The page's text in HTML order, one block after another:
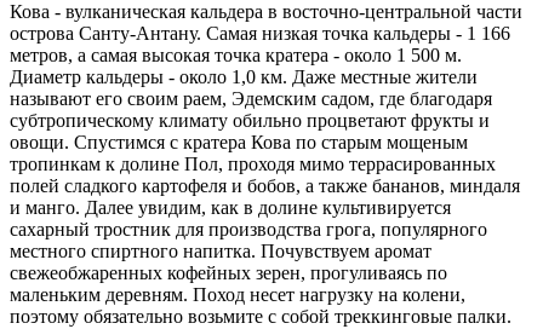
Кова - вулканическая кальдера в восточно-центральной части
острова Санту-Антану. Самая низкая точка кальдеры - 1 166
метров, а самая высокая точка кратера - около 1 500 м.
Диаметр кальдеры - около 1,0 км. Даже местные жители
называют его своим раем, Эдемским садом, где благодаря
субтропическому климату обильно процветают фрукты и
овощи. Спустимся с кратера Кова по старым мощеным
тропинкам к долине Пол, проходя мимо террасированных
полей сладкого картофеля и бобов, а также бананов, миндаля
и манго. Далее увидим, как в долине культивируется
сахарный тростник для производства грога, популярного
местного спиртного напитка. Почувствуем аромат
свежеобжаренных кофейных зерен, прогуливаясь по
маленьким деревням. Поход несет нагрузку на колени,
поэтому обязательно возьмите с собой треккинговые палки.